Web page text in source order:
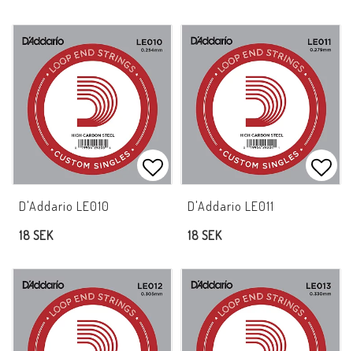
Lägg till i favoritlistan
D'Addario LE010
18 SEK
D'Addario LE011
18 SEK